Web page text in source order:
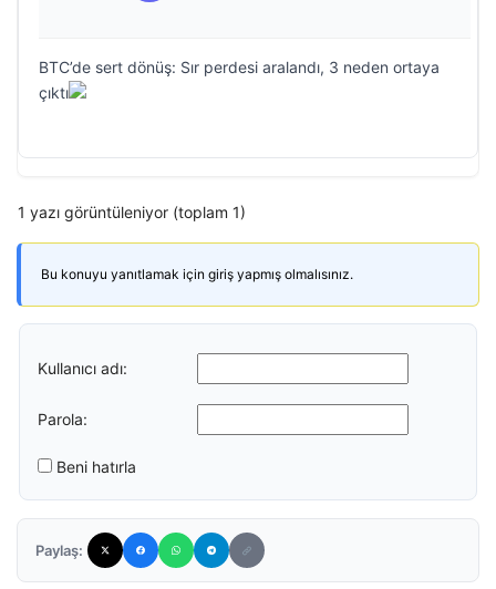
BTC’de sert dönüş: Sır perdesi aralandı, 3 neden ortaya
çıktı
1 yazı görüntüleniyor (toplam 1)
Bu konuyu yanıtlamak için giriş yapmış olmalısınız.
Kullanıcı adı:
Parola:
Beni hatırla
Paylaş: